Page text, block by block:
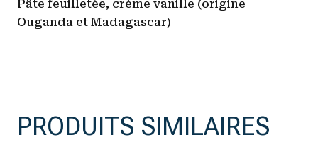
Pâte feuilletée, crème vanille (origine
Ouganda et Madagascar)
PRODUITS SIMILAIRES